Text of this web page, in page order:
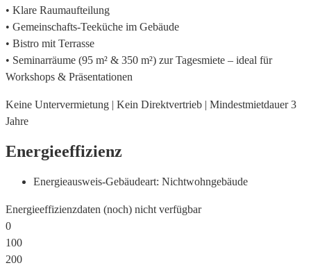
• Klare Raumaufteilung
• Gemeinschafts-Teeküche im Gebäude
• Bistro mit Terrasse
• Seminarräume (95 m² & 350 m²) zur Tagesmiete – ideal für
Workshops & Präsentationen
Keine Untervermietung | Kein Direktvertrieb | Mindestmietdauer 3
Jahre
Energieeffizienz
Energieausweis-Gebäudeart: Nichtwohngebäude
Energieeffizienzdaten (noch) nicht verfügbar
0
100
200